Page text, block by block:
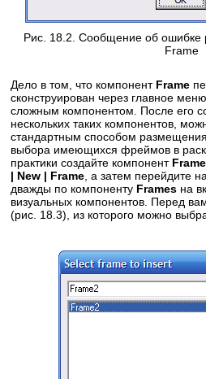
Рис. 18.2. Сообщение об ошибке
Frame
Дело в том, что компонент Frame
сконструирован через главное
сложным компонентом. После его
нескольких таких компонентов,
стандартным способом
выбора имеющихся фреймов в
практики создайте компонент
| New | Frame, а затем перейдите
дважды по компоненту Frames на
визуальных компонентов. Перед
(рис. 18.3), из которого можно